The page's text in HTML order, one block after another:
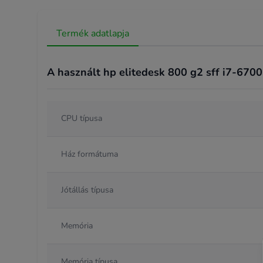
Termék adatlapja
A használt hp elitedesk 800 g2 sff i7-
CPU típusa
Ház formátuma
Jótállás típusa
Memória